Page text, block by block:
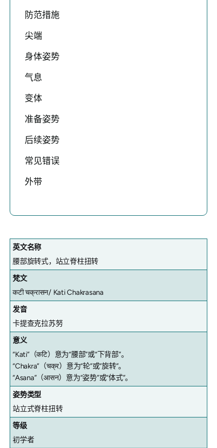
防范措施
尖端
身体姿势
气息
变体
准备姿势
后续姿势
常见错误
外带
英文名称
腰部旋转式，站立脊柱扭转
梵文
कटी चक्रासन/ Kati Chakrasana
发音
卡提查克拉苏努
意义
“Kati”（कटि）意为“腰部”或“下背部”。
“Chakra”（चक्र）意为“轮”或“旋转”。
“Asana”（आसन）意为“姿势”或“体式”。
姿势类型
站立式脊柱扭转
等级
初学者